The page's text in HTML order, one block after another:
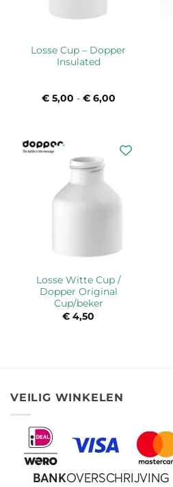
Losse Cup – Dopper
Insulated
€5,00 - €6,00
Losse Witte Cup /
Dopper Original
Cup/beker
€ 4,50
VEILIG WINKELEN